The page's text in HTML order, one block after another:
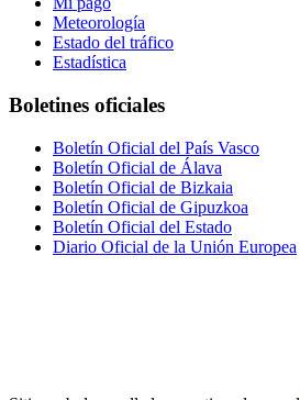
Meteorología
Estado del tráfico
Estadística
Boletines oficiales
Boletín Oficial del País Vasco
Boletín Oficial de Álava
Boletín Oficial de Bizkaia
Boletín Oficial de Gipuzkoa
Boletín Oficial del Estado
Diario Oficial de la Unión Europea